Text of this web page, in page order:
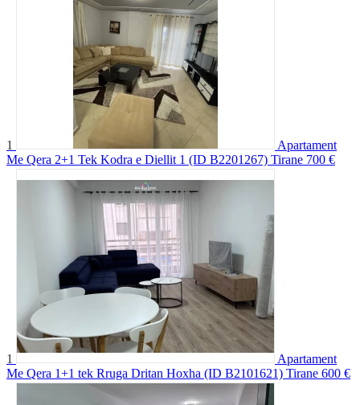
1
Apartament
Me Qera 2+1 Tek Kodra e Diellit 1 (ID B2201267) Tirane 700 €
1
Apartament
Me Qera 1+1 tek Rruga Dritan Hoxha (ID B2101621) Tirane 600 €